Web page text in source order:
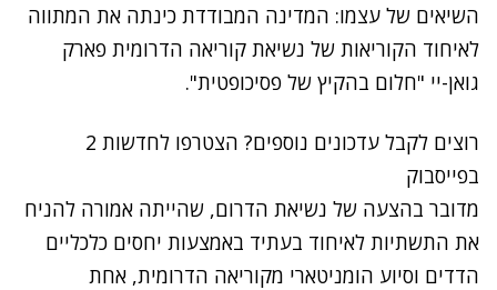
השיאים של עצמו: המדינה המבודדת כינתה את המתווה
לאיחוד הקוריאות של נשיאת קוריאה הדרומית פארק
גואן-יי "חלום בהקיץ של פסיכופטית".
רוצים לקבל עדכונים נוספים? הצטרפו לחדשות 2
בפייסבוק
מדובר בהצעה של נשיאת הדרום, שהייתה אמורה להניח
את התשתיות לאיחוד בעתיד באמצעות יחסים כלכליים
הדדים וסיוע הומניטארי מקוריאה הדרומית, אחת